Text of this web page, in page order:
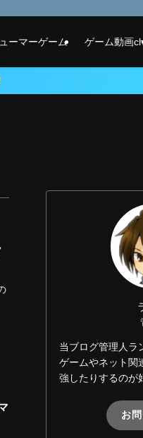
ーマーゲーム ゲーム動画
当ブログ管理人ラ
ゲームやネット関
強したりするのが
お